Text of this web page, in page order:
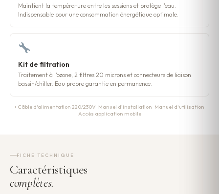
Maintient la température entre les sessions et protège l'eau.
Indispensable pour une consommation énergétique optimale.
Kit de filtration
Traitement à l'ozone, 2 filtres 20 microns et connecteurs de liaison
bassin/chiller. Eau propre garantie en permanence.
+ Câble d'alimentation 220/230V · Manuel d'installation · Manuel d'utilisation ·
Accès application mobile
FICHE TECHNIQUE
Caractéristiques
complètes.